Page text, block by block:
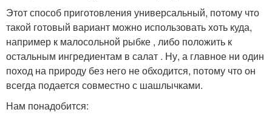
Этот способ приготовления универсальный, потому что
такой готовый вариант можно использовать хоть куда,
например к малосольной рыбке , либо положить к
остальным ингредиентам в салат . Ну, а главное ни один
поход на природу без него не обходится, потому что он
всегда подается совместно с шашлычками.
Нам понадобится: